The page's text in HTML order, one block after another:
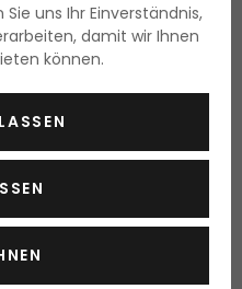
ECRU Volumizing Silk Mist
Sie uns Ihr Einverständnis,
damit wir Ihnen
können.